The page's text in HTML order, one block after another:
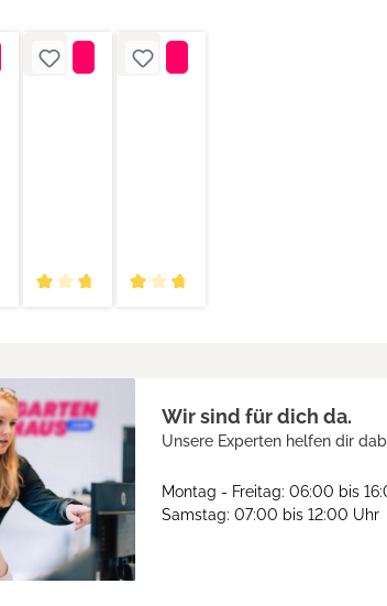
Wir sind für dich da.
Unsere Experten helfen dir
Montag - Freitag: 06:00 bis
Samstag: 07:00 bis 12:00 Uhr